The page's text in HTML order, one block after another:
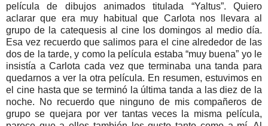
película de dibujos animados titulada “Yaltus”. Quiero
aclarar que era muy habitual que Carlota nos llevara al
grupo de la catequesis al cine los domingos al medio día.
Esa vez recuerdo que salimos para el cine alrededor de las
dos de la tarde, y como la película estaba “muy buena” yo le
insistía a Carlota cada vez que terminaba una tanda para
quedarnos a ver la otra película. En resumen, estuvimos en
el cine hasta que se terminó la última tanda a las diez de la
noche. No recuerdo que ninguno de mis compañeros de
grupo se quejara por ver tantas veces la misma película,